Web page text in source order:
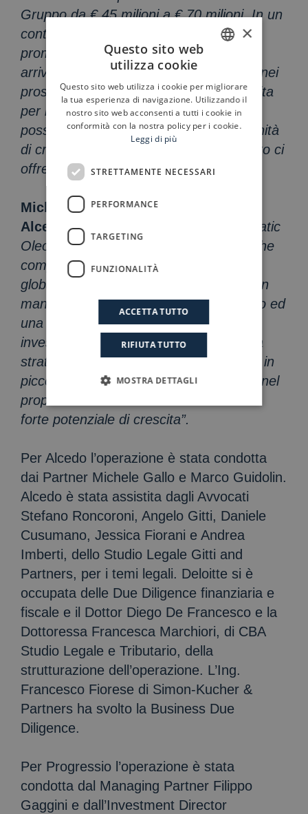
Gruppo da € 45 milioni a € 70 milioni. In un
contesto di mercato mondiale molto
promettente, il Gruppo si propone di
arrivare ad un fatturato di € 100 milioni nei
prossimi 4 anni attraverso la sola crescita
per linee interne, cui si aggiungerà la
possibilità di sfruttare le ottime opportunità
di crescita per acquisizioni che il mercato ci
offre”.
Michele Gallo, Managing Partner di
Alcedo
, ha così commentato:
“Duplomatic
Oleodinamica è un’eccellenza italiana che
compete con successo nel mercato
globale, con un profilo multinazionale, un
management team altamente qualificato ed
una forte vocazione all’export. Questo
investimento rientra perfettamente nella
strategia dei nostri Fondi che investono in
piccole e medie imprese italiane leader nel
proprio mercato di riferimento e con un
forte potenziale di crescita”.
Per Alcedo l’operazione è stata condotta
dai Partner Michele Gallo e Marco Guidolin.
Alcedo è stata assistita dagli Avvocati
Stefano Roncoroni, Angelo Gitti, Daniele
Cusumano, Jessica Fiorani e Andrea
Imberti, dello Studio Legale Gitti and
Partners, per i temi legali. Deloitte si è
occupata delle Due Diligence finanziaria e
fiscale e il Dottor Diego De Francesco e la
Dottoressa Francesca Marchiori, di CBA
Studio Legale e Tributario, della
strutturazione dell’operazione. L’Ing.
Francesco Fiorese di Simon-Kucher &
Partners ha svolto la Business Due
Diligence.
Per Progressio l’operazione è stata
condotta dal Managing Partner Filippo
Gaggini e dall’Investment Director
ENGLISH
×
Questo sito web
utilizza cookie
Questo sito web utilizza i cookie per migliorare
la tua esperienza di navigazione. Utilizzando il
nostro sito web acconsenti a tutti i cookie in
conformità con la nostra policy per i cookie.
Leggi di più
STRETTAMENTE NECESSARI
PERFORMANCE
TARGETING
FUNZIONALITÀ
ACCETTA TUTTO
RIFIUTA TUTTO
MOSTRA DETTAGLI